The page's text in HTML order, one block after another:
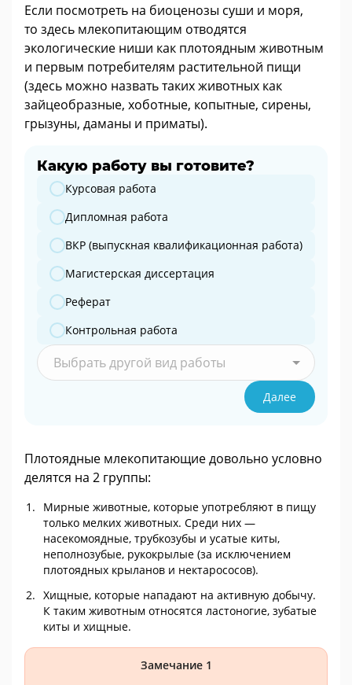
Если посмотреть на биоценозы суши и моря,
то здесь млекопитающим отводятся
экологические ниши как плотоядным животным
и первым потребителям растительной пищи
(здесь можно назвать таких животных как
зайцеобразные, хоботные, копытные, сирены,
грызуны, даманы и приматы).
Какую работу вы готовите?
Какую работу вы готовите?
Курсовая работа
Дипломная работа
ВКР (выпускная квалификационная работа)
Магистерская диссертация
Реферат
Контрольная работа
Выбрать другой вид работы
Далее
Плотоядные млекопитающие довольно условно
делятся на 2 группы:
Мирные животные, которые употребляют в пищу
только мелких животных. Среди них —
насекомоядные, трубкозубы и усатые киты,
неполнозубые, рукокрылые (за исключением
плотоядных крыланов и нектарососов).
Хищные, которые нападают на активную добычу.
К таким животным относятся ластоногие, зубатые
киты и хищные.
Замечание 1